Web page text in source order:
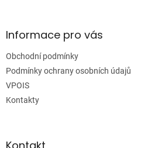
aInformace pro vás
Obchodní podmínky
Podmínky ochrany osobních údajů
VPOIS
Kontakty